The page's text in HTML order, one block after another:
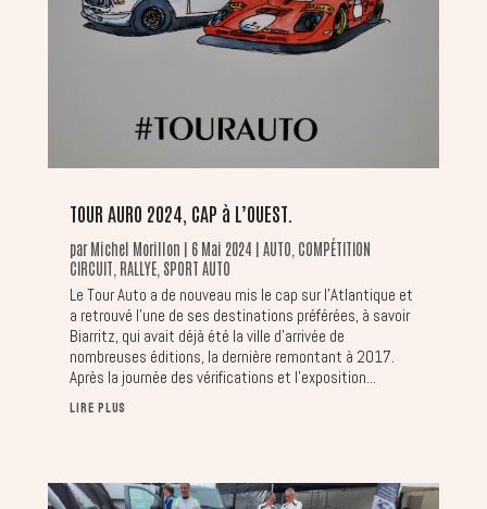
TOUR AURO 2024, CAP à L’OUEST.
parMichel Morillon | 6 Mai 2024 | AUTO COMPÉTITION
CIRCUIT RALLYE, SPORT AUTO
Le Tour Auto a de nouveau mis le cap sur l’Atlantique et
a retrouvé l’une de ses destinations préférées, à savoir
Biarritz, qui avait déjà été la ville d’arrivée de
nombreuses éditions, la dernière remontant à 2017.
Après la journée des vérifications et l’exposition...
LIRE PLUS